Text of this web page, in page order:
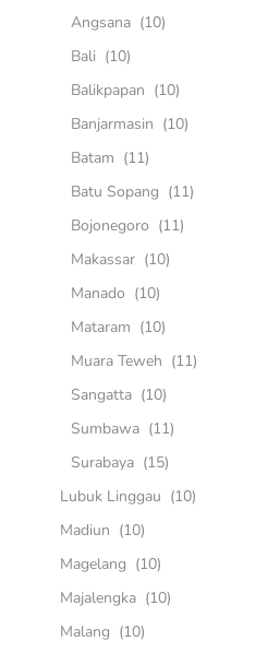
Angsana (10)
Bali (10)
Balikpapan (10)
Banjarmasin (10)
Batam (11)
Batu Sopang (11)
Bojonegoro (11)
Makassar (10)
Manado (10)
Mataram (10)
Muara Teweh (11)
Sangatta (10)
Sumbawa (11)
Surabaya (15)
Lubuk Linggau (10)
Madiun (10)
Magelang (10)
Majalengka (10)
Malang (10)